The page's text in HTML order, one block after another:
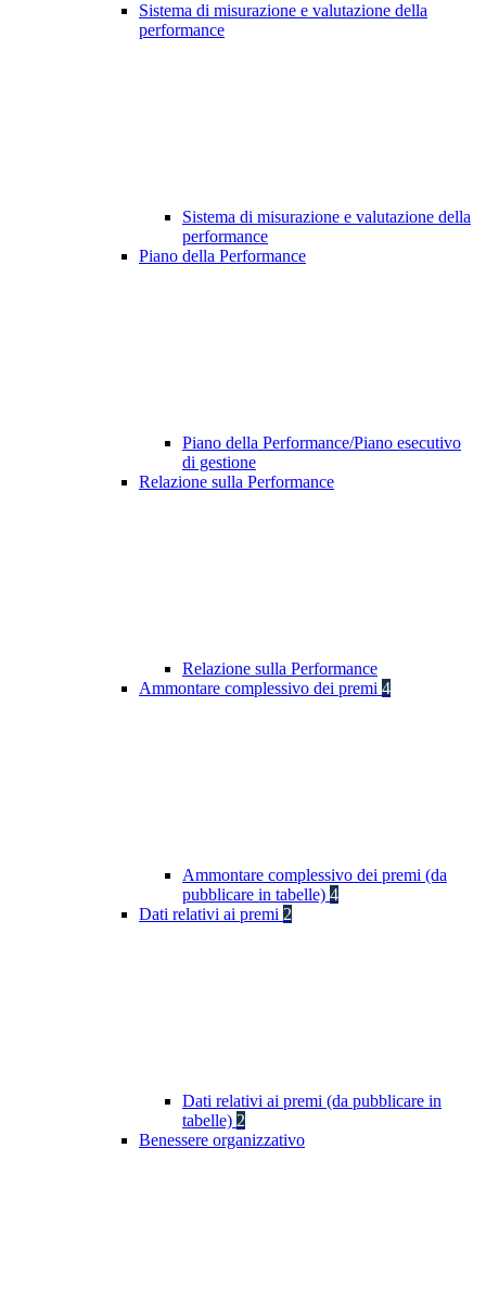
Sistema di misurazione e valutazione della
performance
Sistema di misurazione e valutazione della
performance
Piano della Performance
Piano della Performance/Piano esecutivo
di gestione
Relazione sulla Performance
Relazione sulla Performance
Ammontare complessivo dei premi 4
Ammontare complessivo dei premi (da
pubblicare in tabelle) 4
Dati relativi ai premi 2
Dati relativi ai premi (da pubblicare in
tabelle) 2
Benessere organizzativo